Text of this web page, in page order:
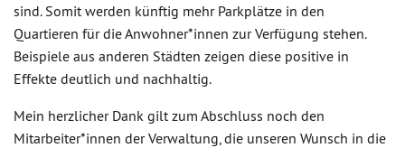
sind. Somit werden künftig mehr Parkplätze in den
Quartieren für die Anwohner*innen zur Verfügung stehen.
Beispiele aus anderen Städten zeigen diese positive in
Effekte deutlich und nachhaltig.
Mein herzlicher Dank gilt zum Abschluss noch den
Mitarbeiter*innen der Verwaltung, die unseren Wunsch in die